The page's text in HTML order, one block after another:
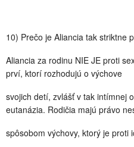
10) Prečo je Aliancia tak striktne
Aliancia za rodinu NIE JE proti
prví, ktorí rozhodujú o výchove
svojich detí, zvlášť v tak intímnej
eutanázia. Rodičia majú právo
spôsobom výchovy, ktorý je proti